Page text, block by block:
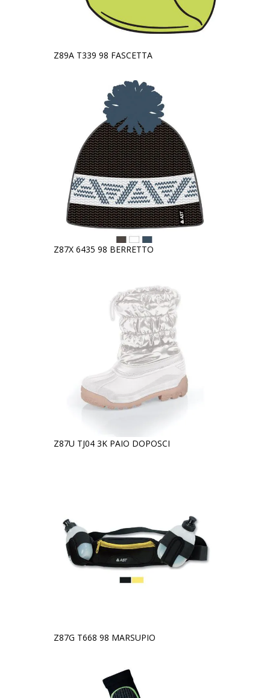
Z89A T339 98 FASCETTA
Z87X 6435 98 BERRETTO
Z87U TJ04 3K PAIO DOPOSCI
Z87G T668 98 MARSUPIO